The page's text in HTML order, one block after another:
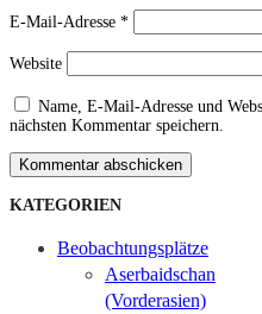
E-Mail-Adresse *
Website
Name, E-Mail-Adresse und
nächsten Kommentar speichern.
Kommentar abschicken
KATEGORIEN
Beobachtungsplätze
Aserbaidschan
(Vorderasien)